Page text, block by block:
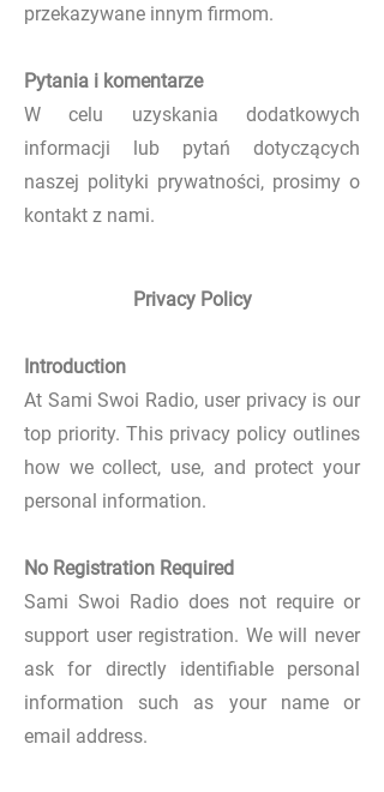
przekazywane innym firmom.
Pytania i komentarze
W celu uzyskania dodatkowych
informacji lub pytań dotyczących
naszej polityki prywatności, prosimy o
kontakt z nami.
Privacy Policy
Introduction
At Sami Swoi Radio, user privacy is our
top priority. This privacy policy outlines
how we collect, use, and protect your
personal information.
No Registration Required
Sami Swoi Radio does not require or
support user registration. We will never
ask for directly identifiable personal
information such as your name or
email address.